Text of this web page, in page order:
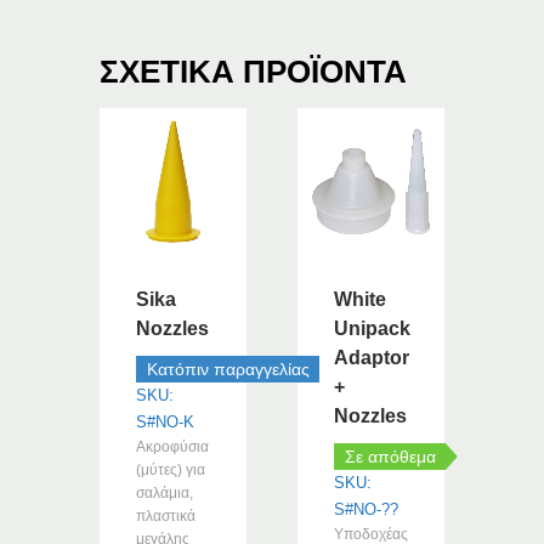
ΣΧΕΤΙΚΆ ΠΡΟΪΌΝΤΑ
Sika
Nozzles
Κατόπιν παραγγελίας
SKU:
S#NO-K
Ακροφύσια
(μύτες) για
σαλάμια,
πλαστικά
μεγάλης
White
Unipack
Adaptor
+
Nozzles
Σε απόθεμα
SKU:
S#NO-??
Υποδοχέας